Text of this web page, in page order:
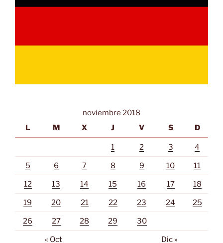
noviembre 2018
L
M X J V S D
1 2 3 4
5 6 7 8 9 10 11
12 13 14 15 16 17 18
19 20 21 22 23 24 25
26 27 28 29 30
« Oct Dic »